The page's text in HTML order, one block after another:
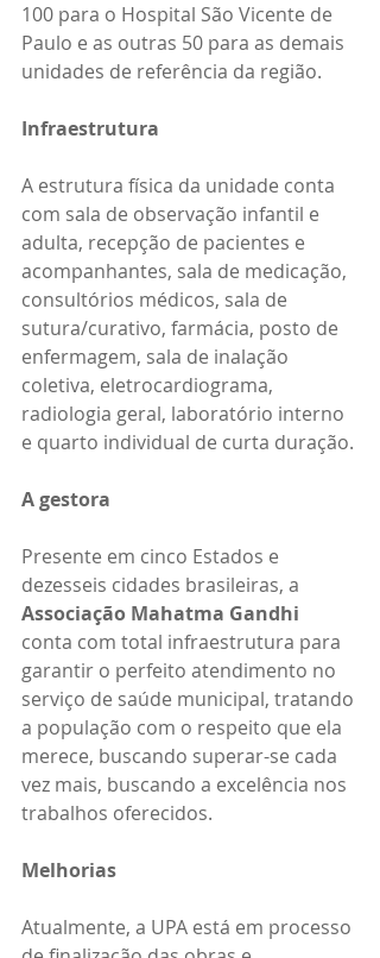
100 para o Hospital São Vicente de
Paulo e as outras 50 para as demais
unidades de referência da região.
Infraestrutura
A estrutura física da unidade conta
com sala de observação infantil e
adulta, recepção de pacientes e
acompanhantes, sala de medicação,
consultórios médicos, sala de
sutura/curativo, farmácia, posto de
enfermagem, sala de inalação
coletiva, eletrocardiograma,
radiologia geral, laboratório interno
e quarto individual de curta duração.
A gestora
Presente em cinco Estados e
dezesseis cidades brasileiras, a
Associação Mahatma Gandhi
conta com total infraestrutura para
garantir o perfeito atendimento no
serviço de saúde municipal, tratando
a população com o respeito que ela
merece, buscando superar-se cada
vez mais, buscando a excelência nos
trabalhos oferecidos.
Melhorias
Atualmente, a UPA está em processo